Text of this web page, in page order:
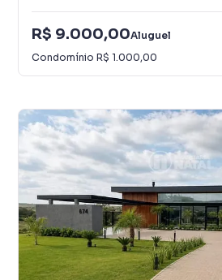
R$ 9.000,00Aluguel
Condomínio R$ 1.000,00